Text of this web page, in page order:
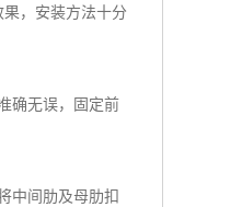
，安装方法十分
确无误，固定前
中间肋及母肋扣